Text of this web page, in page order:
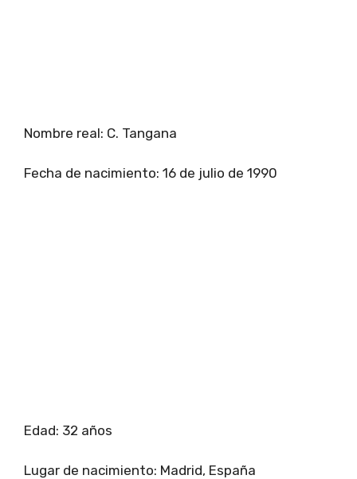
Nombre real: C. Tangana
Fecha de nacimiento: 16 de julio de 1990
Edad: 32 años
Lugar de nacimiento: Madrid, España